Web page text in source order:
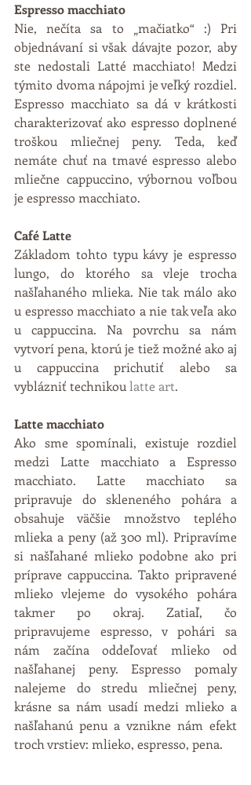
Espresso macchiato
Nie, nečíta sa to „mačiatko“ :) Pri
objednávaní si však dávajte pozor, aby
ste nedostali Latté macchiato! Medzi
týmito dvoma nápojmi je veľký rozdiel.
Espresso macchiato sa dá v krátkosti
charakterizovať ako espresso doplnené
troškou mliečnej peny. Teda, keď
nemáte chuť na tmavé espresso alebo
mliečne cappuccino, výbornou voľbou
je espresso macchiato.
Café Latte
Základom tohto typu kávy je espresso
lungo, do ktorého sa vleje trocha
našľahaného mlieka. Nie tak málo ako
u espresso macchiato a nie tak veľa ako
u cappuccina. Na povrchu sa nám
vytvorí pena, ktorú je tiež možné ako aj
u cappuccina prichutiť alebo sa
vyblázniť technikou latte art.
Latte macchiato
Ako sme spomínali, existuje rozdiel
medzi Latte macchiato a Espresso
macchiato. Latte macchiato sa
pripravuje do skleneného pohára a
obsahuje väčšie množstvo teplého
mlieka a peny (až 300 ml). Pripravíme
si našľahané mlieko podobne ako pri
príprave cappuccina. Takto pripravené
mlieko vlejeme do vysokého pohára
takmer po okraj. Zatiaľ, čo
pripravujeme espresso, v pohári sa
nám začína oddeľovať mlieko od
našľahanej peny. Espresso pomaly
nalejeme do stredu mliečnej peny,
krásne sa nám usadí medzi mlieko a
našľahanú penu a vznikne nám efekt
troch vrstiev: mlieko, espresso, pena.